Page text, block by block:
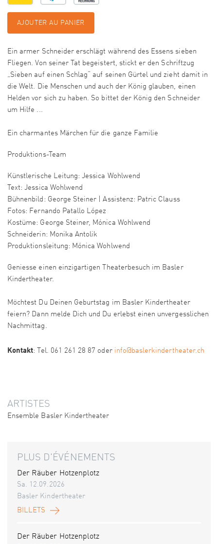
AJOUTER AU PANIER
Ein armer Schneider erschlägt während des Essens sieben
Fliegen. Von seiner Tat begeistert, stickt er den Schriftzug
„Sieben auf einen Schlag“ auf seinen Gürtel und zieht damit in
die Welt. Die Menschen und auch der König glauben, einen
Helden vor sich zu haben. So bittet der König den Schneider
um Hilfe ...
Ein charmantes Märchen für die ganze Familie
Produktions-Team
Künstlerische Leitung: Jessica Wohlwend
Text: Jessica Wohlwend
Bühnenbild: George Steiner | Assistenz: Patric Clauss
Fotos: Fernando Patallo López
Kostüme: George Steiner, Mónica Wohlwend
Schneiderin: Monika Antolik
Produktionsleitung: Mónica Wohlwend
Geniesse einen einzigartigen Theaterbesuch im Basler
Kindertheater.
Möchtest Du Deinen Geburtstag im Basler Kindertheater
feiern? Dann melde Dich und Du erlebst einen unvergesslichen
Nachmittag.
Kontakt: Tel. 061 261 28 87 oder info@baslerkindertheater.ch
ARTISTES
Ensemble Basler Kindertheater
PLUS D'ÉVÉNEMENTS
Der Räuber Hotzenplotz
Sa. 12.09.2026
Basler Kindertheater
BILLETS
Der Räuber Hotzenplotz